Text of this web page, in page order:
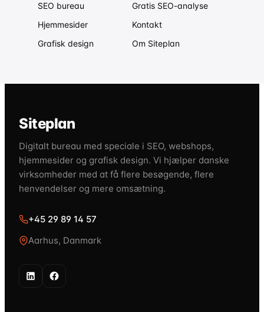
SEO bureau
Hjemmesider
Grafisk design
Gratis SEO-analyse
Kontakt
Om Siteplan
Siteplan
Digitalt bureau med speciale i SEO, webshops,
hjemmesider og grafisk design. Vi hjælper danske
virksomheder med at få flere besøgende, flere
henvendelser og mere omsætning.
+45 29 89 14 57
Aarhus, Danmark